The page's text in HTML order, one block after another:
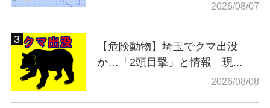
2026/08/07
【危険動物】埼玉でクマ出没
か…「2頭目撃」と情報 現...
2026/08/08